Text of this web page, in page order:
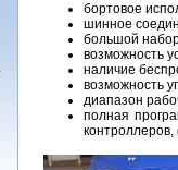
бортовое
шинное
большой
возможность
наличие
возможность
диапазон
полная